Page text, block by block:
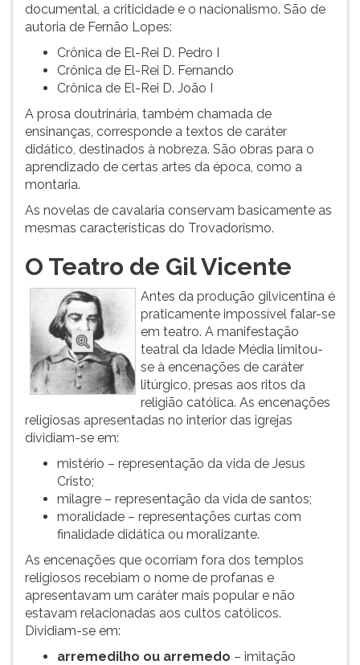
documental, a criticidade e o nacionalismo. São de
autoria de Fernão Lopes:
Crônica de El-Rei D. Pedro I
Crônica de El-Rei D. Fernando
Crônica de El-Rei D. João I
A prosa doutrinária, também chamada de
ensinanças, corresponde a textos de caráter
didático, destinados à nobreza. São obras para o
aprendizado de certas artes da época, como a
montaria.
As novelas de cavalaria conservam basicamente as
mesmas características do Trovadorismo.
O Teatro de Gil Vicente
Antes da produção gilvicentina é
praticamente impossível falar-se
em teatro. A manifestação
teatral da Idade Média limitou-
se à encenações de caráter
litúrgico, presas aos ritos da
religião católica. As encenações
religiosas apresentadas no interior das igrejas
dividiam-se em:
mistério – representação da vida de Jesus
Cristo;
milagre – representação da vida de santos;
moralidade – representações curtas com
finalidade didática ou moralizante.
As encenações que ocorriam fora dos templos
religiosos recebiam o nome de profanas e
apresentavam um caráter mais popular e não
estavam relacionadas aos cultos católicos.
Dividiam-se em:
arremedilho ou arremedo – imitação